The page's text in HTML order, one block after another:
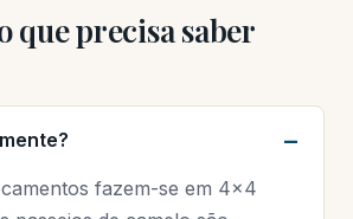
que precisa saber
fazem-se em 4×4